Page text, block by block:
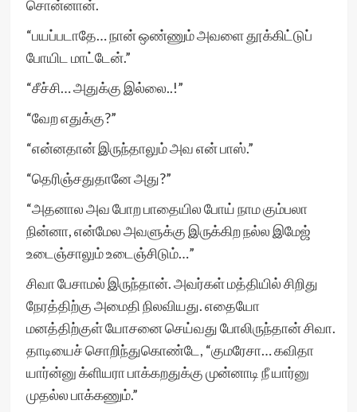
சொன்னான்.
“பயப்படாதே… நான் ஒண்ணும் அவளை தூக்கிட்டுப்
போயிட மாட்டேன்.”
“சீச்சி… அதுக்கு இல்லை..!”
“வேற எதுக்கு?”
“என்னதான் இருந்தாலும் அவ என் பாஸ்.”
“தெரிஞ்சதுதானே அது?”
“அதனால அவ போற பாதையில போய் நாம கும்பலா
நின்னா, என்மேல அவளுக்கு இருக்கிற நல்ல இமேஜ்
உடைஞ்சாலும் உடைஞ்சிடும்…”
சிவா பேசாமல் இருந்தான். அவர்கள் மத்தியில் சிறிது
நேரத்திற்கு அமைதி நிலவியது. எதையோ
மனத்திற்குள் யோசனை செய்வது போலிருந்தான் சிவா.
தாடியைச் சொறிந்துகொண்டே, “குமரேசா… கவிதா
யார்ன்னு க்ளியரா பாக்கறதுக்கு முன்னாடி நீ யார்னு
முதல்ல பாக்கணும்.”